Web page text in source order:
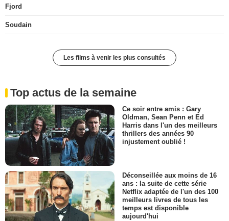
Fjord
Soudain
Les films à venir les plus consultés
Top actus de la semaine
Ce soir entre amis : Gary
Oldman, Sean Penn et Ed
Harris dans l'un des meilleurs
thrillers des années 90
injustement oublié !
Déconseillée aux moins de 16
ans : la suite de cette série
Netflix adaptée de l'un des 100
meilleurs livres de tous les
temps est disponible
aujourd'hui